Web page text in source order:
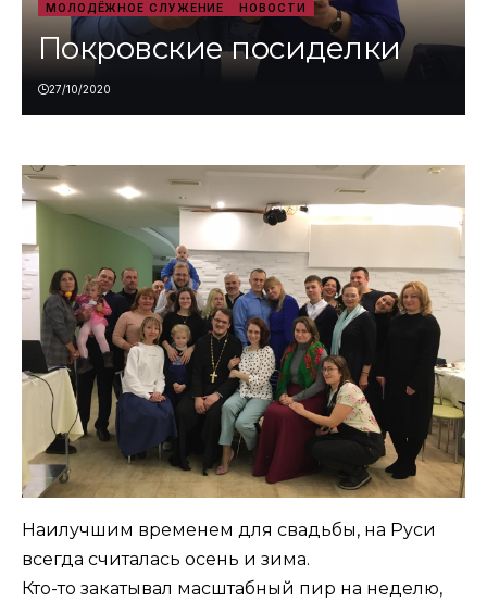
МОЛОДЁЖНОЕ СЛУЖЕНИЕ НОВОСТИ
Покровские посиделки
27/10/2020
Наилучшим временем для свадьбы, на Руси
всегда считалась осень и зима.
Кто-то закатывал масштабный пир на неделю,